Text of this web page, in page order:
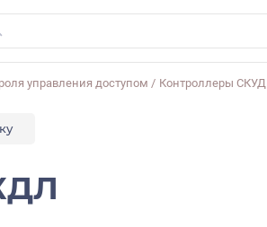
управления доступом / Контроллеры СКУД